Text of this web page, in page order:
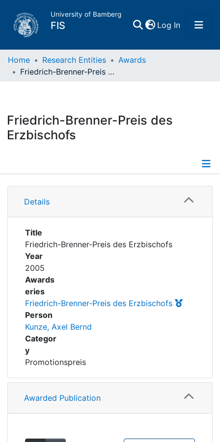
University of Bamberg
FIS Log In(current)
Home
Research Data
Projects
Awards
My FIS
Help
Home Research Entities
Awards
Friedrich-Brenner-Preis des Erzbischofs
Friedrich-Brenner-Preis des
Erzbischofs
Information
Details
Title
Friedrich-Brenner-Preis des Erzbischofs
Year
2005
Awards
eries
Friedrich-Brenner-Preis des Erzbischofs
Person
Kunze, Axel Bernd
Categor
y
Promotionspreis
Awarded Publication